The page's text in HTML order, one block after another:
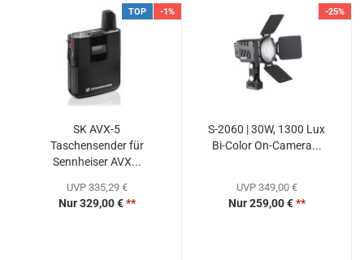
TOP -1%
SK AVX-5
Taschensender für
Sennheiser AVX...
UVP 335,29 €
Nur 329,00 €**
-25%
S-2060 | 30W, 1300 Lux
Bi-Color On-Camera...
UVP 349,00 €
Nur 259,00 €**